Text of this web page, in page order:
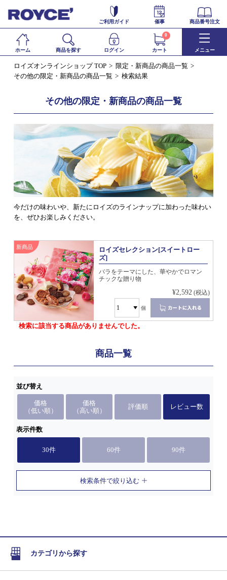
ご利用ガイド 催事 商品番号注文
ホーム 商品を探す ログイン カート
0
メニュー
ロイズオンラインショップ TOP
限定・新商品の商品一覧
その他の限定・新商品の商品一覧
検索結果
その他の限定・新商品の商品一覧
今だけの味わいや、新たにロイズのラインナップに加わった味わい
を、ぜひお楽しみください。
新商品
ロイズセレクション[スイートロー
ズ]
バラをテーマにした、華やかでロマン
チックな贈り物
¥2,592 (税込)
個
検索に該当する商品がありませんでした。
商品一覧
並び替え
価格
（低い順）
価格
（高い順）
評価順 レビュー数
表示件数
30件 60件 90件
検索条件で絞り込む
カテゴリから探す